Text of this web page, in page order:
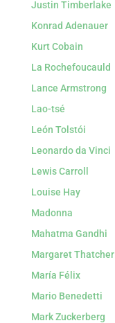
Justin Timberlake
Konrad Adenauer
Kurt Cobain
La Rochefoucauld
Lance Armstrong
Lao-tsé
León Tolstói
Leonardo da Vinci
Lewis Carroll
Louise Hay
Madonna
Mahatma Gandhi
Margaret Thatcher
María Félix
Mario Benedetti
Mark Zuckerberg